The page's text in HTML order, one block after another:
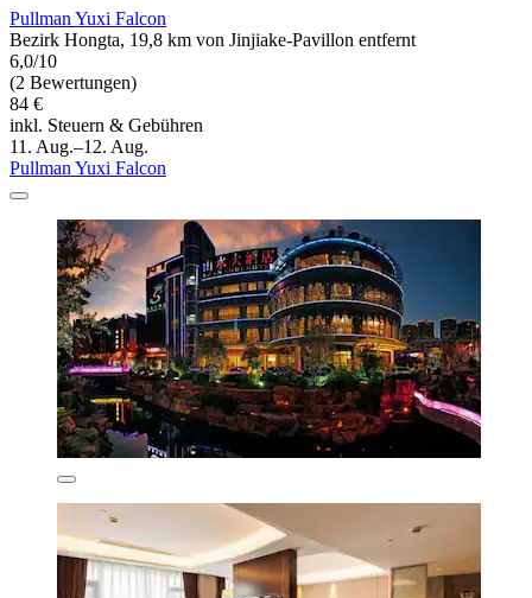
Pullman Yuxi Falcon
Bezirk Hongta, 19,8 km von Jinjiake-Pavillon entfernt
6,0/10
(2 Bewertungen)
84 €
inkl. Steuern & Gebühren
11. Aug.–12. Aug.
Pullman Yuxi Falcon